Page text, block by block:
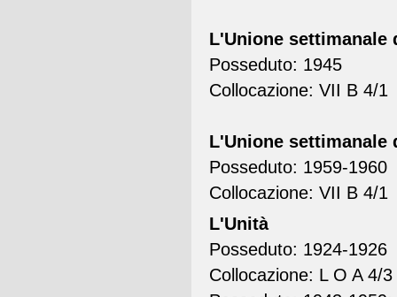
L'Unione settimanale
Posseduto: 1945
Collocazione: VII B 4/1
L'Unione
Posseduto: 1959-1960
Collocazione: VII B 4/1
L'Unità
Posseduto: 1924-1926
Collocazione: L O A 4/3